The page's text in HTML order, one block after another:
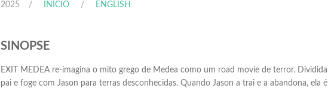
2025 INÍCIO ENGLISH
SINOPSE
EXIT MEDEA re-imagina o mito grego de Medea como um road movie de terror.
pai e foge com Jason para terras desconhecidas. Quando Jason a trai e a abandona,